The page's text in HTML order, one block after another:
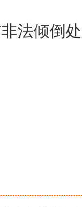
法倾倒